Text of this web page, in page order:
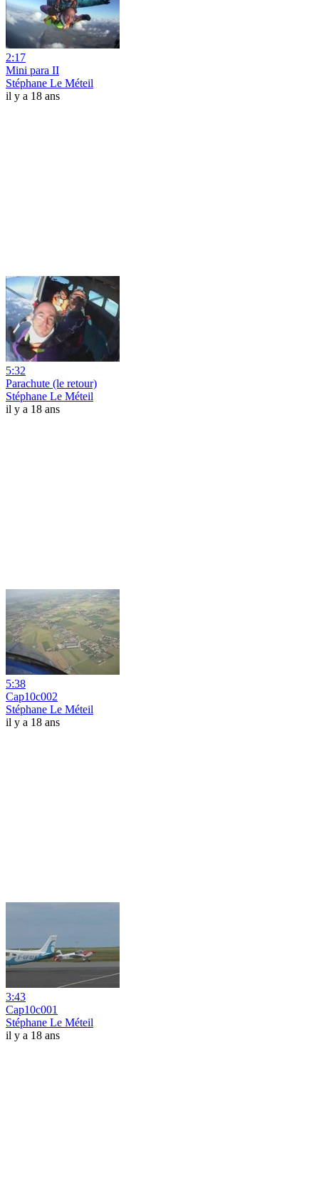
2:17
Mini para II
Stéphane Le Méteil
il y a 18 ans
5:32
Parachute (le retour)
Stéphane Le Méteil
il y a 18 ans
5:38
Cap10c002
Stéphane Le Méteil
il y a 18 ans
3:43
Cap10c001
Stéphane Le Méteil
il y a 18 ans